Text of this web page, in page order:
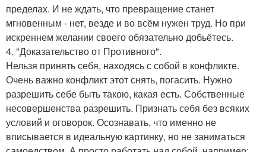
пределах. И не ждать, что превращение станет
мгновенным - нет, везде и во всём нужен труд. Но при
искреннем желании своего обязательно добьётесь.
4. "Доказательство от Противного".
Нельзя принять себя, находясь с собой в конфликте.
Очень важно конфликт этот снять, погасить. Нужно
разрешить себе быть такою, какая есть. Собственные
несовершенства разрешить. Признать себя без всяких
условий и оговорок. Осознавать, что именно не
вписывается в идеальную картинку, но не заниматься